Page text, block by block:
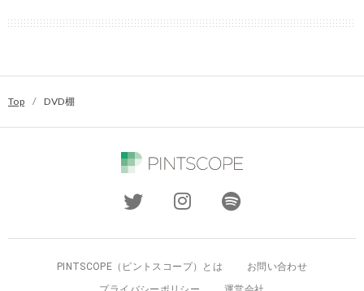
Top / DVD棚
PINTSCOPE（ピントスコープ）とは
お問い合わせ